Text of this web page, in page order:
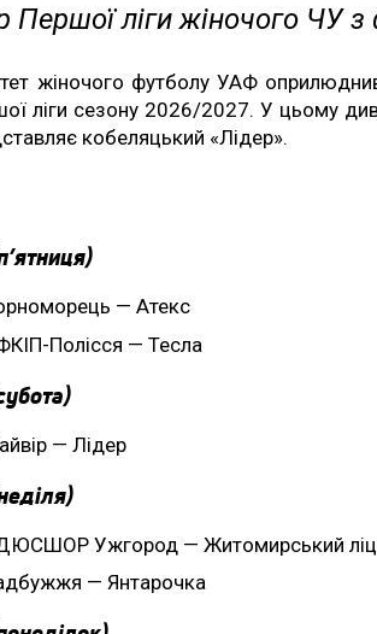
Першої ліги жіночого ЧУ з
жіночого футболу УАФ
ліги сезону 2026/2027. У цьому
кобеляцький «Лідер».
— Атекс
Полісся — Тесла
— Лідер
Ужгород — Житомирський
— Янтарочка